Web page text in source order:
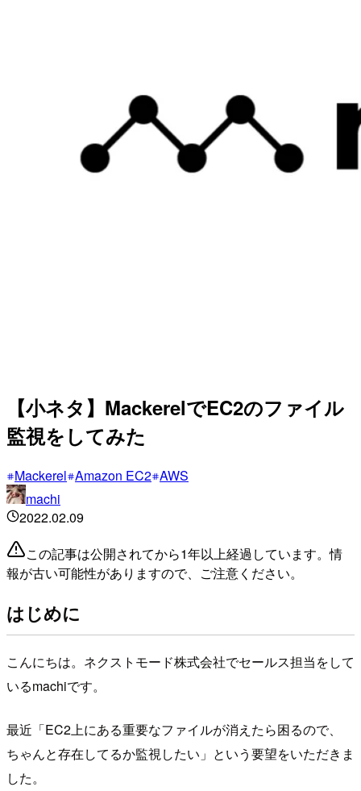
【小ネタ】MackerelでEC2のファイル
監視をしてみた
Mackerel Amazon EC2 AWS
machi
2022.02.09
この記事は公開されてから1年以上経過しています。情
報が古い可能性がありますので、ご注意ください。
はじめに
こんにちは。ネクストモード株式会社でセールス担当をして
いるmachiです。
最近「EC2上にある重要なファイルが消えたら困るので、
ちゃんと存在してるか監視したい」という要望をいただきま
した。